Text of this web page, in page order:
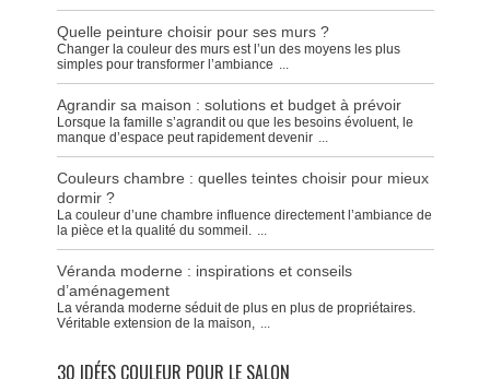
Quelle peinture choisir pour ses murs ?
Changer la couleur des murs est l’un des moyens les plus
simples pour transformer l’ambiance ...
Agrandir sa maison : solutions et budget à prévoir
Lorsque la famille s’agrandit ou que les besoins évoluent, le
manque d’espace peut rapidement devenir ...
Couleurs chambre : quelles teintes choisir pour mieux
dormir ?
La couleur d’une chambre influence directement l’ambiance de
la pièce et la qualité du sommeil. ...
Véranda moderne : inspirations et conseils
d’aménagement
La véranda moderne séduit de plus en plus de propriétaires.
Véritable extension de la maison, ...
30 IDÉES COULEUR POUR LE SALON